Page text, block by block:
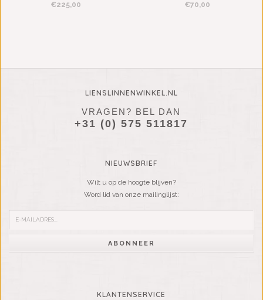
€225,00 €70,00
LIENSLINNENWINKEL.NL
VRAGEN? BEL DAN
+31 (0) 575 511817
NIEUWSBRIEF
Wilt u op de hoogte blijven?
Word lid van onze mailinglijst:
ABONNEER
KLANTENSERVICE